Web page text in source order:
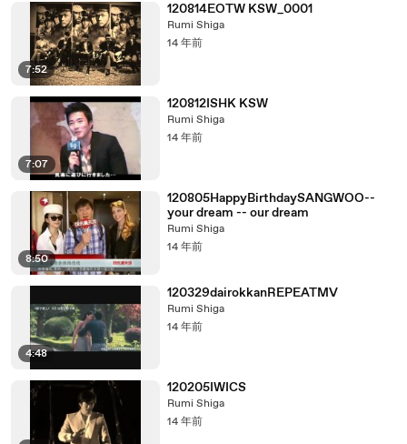
7:52
120814EOTW KSW_0001
Rumi Shiga
14 年前
7:07
120812ISHK KSW
Rumi Shiga
14 年前
8:50
120805HappyBirthdaySANGWOO--
your dream -- our dream
Rumi Shiga
14 年前
4:48
120329dairokkanREPEATMV
Rumi Shiga
14 年前
120205IWICS
Rumi Shiga
14 年前